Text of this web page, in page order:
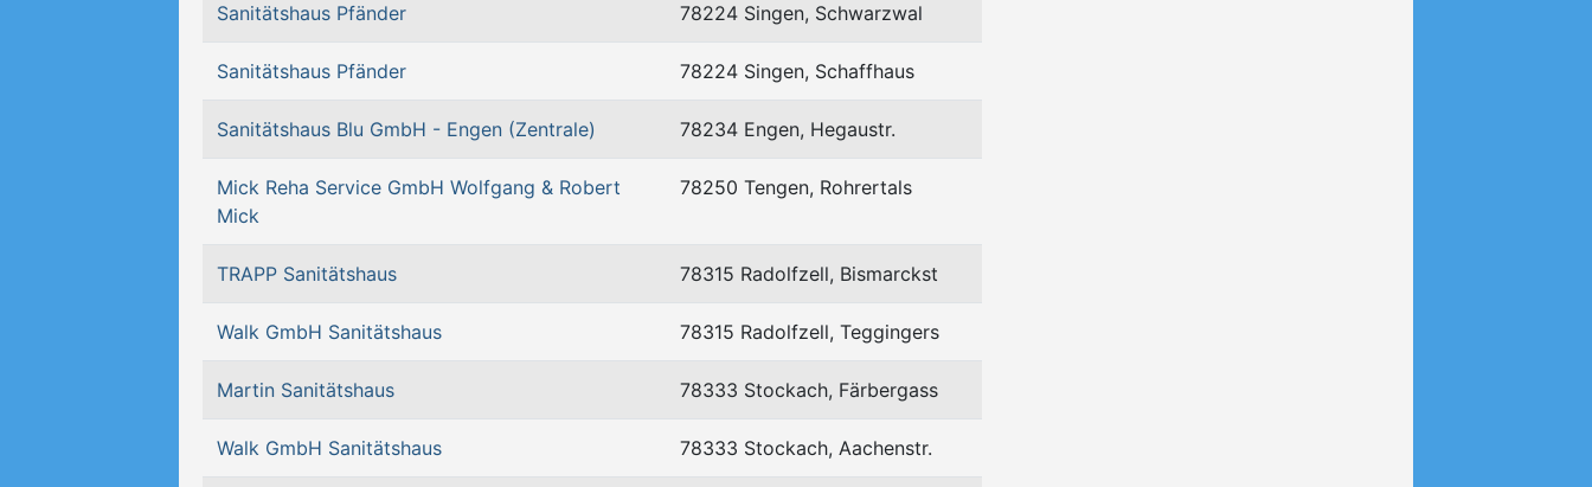
Sanitätshaus Pfänder 78224 Singen, Schwarzwal
Sanitätshaus Pfänder 78224 Singen, Schaffhaus
Sanitätshaus Blu GmbH - Engen (Zentrale) 78234 Engen, Hegaustr.
Mick Reha Service GmbH Wolfgang & Robert
Mick
78250 Tengen, Rohrertals
TRAPP Sanitätshaus 78315 Radolfzell, Bismarckst
Walk GmbH Sanitätshaus 78315 Radolfzell, Teggingers
Martin Sanitätshaus 78333 Stockach, Färbergass
Walk GmbH Sanitätshaus 78333 Stockach, Aachenstr.